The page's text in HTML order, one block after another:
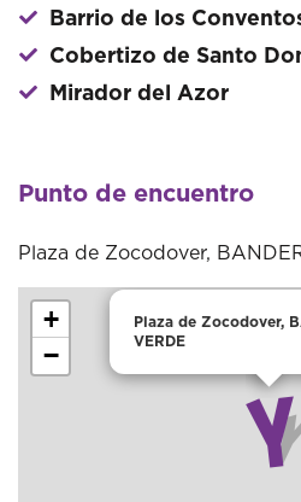
Barrio de los
Cobertizo de Santo
Mirador del Azor
Punto de encuentro
Plaza de Zocodover,
Plaza de Zocodover,
VERDE
+
−